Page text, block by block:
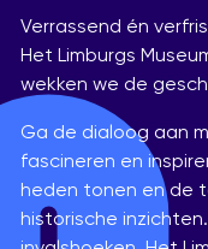
Verrassend én
Het Limburgs
wekken we de
Ga de dialoog aan
fascineren en
heden tonen en de
historische